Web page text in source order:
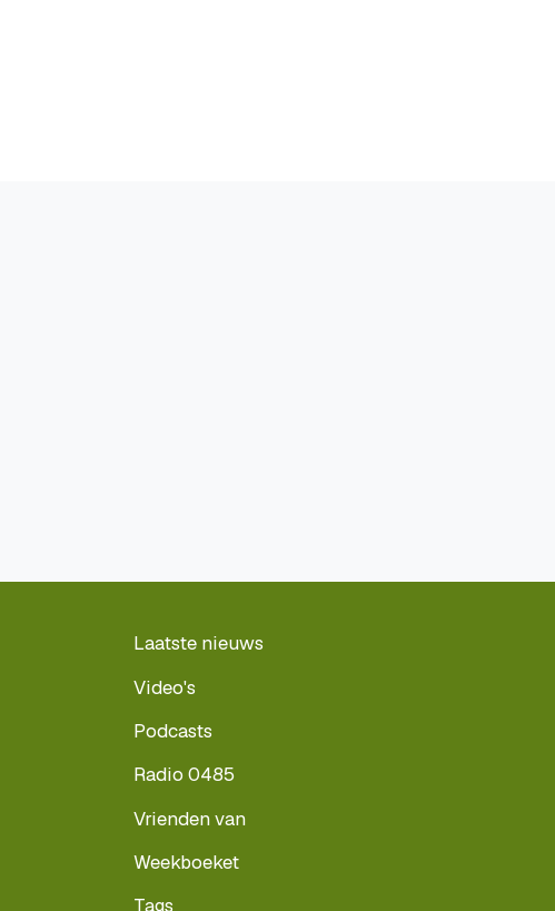
Laatste nieuws
Video's
Podcasts
Radio 0485
Vrienden van
Weekboeket
Tags